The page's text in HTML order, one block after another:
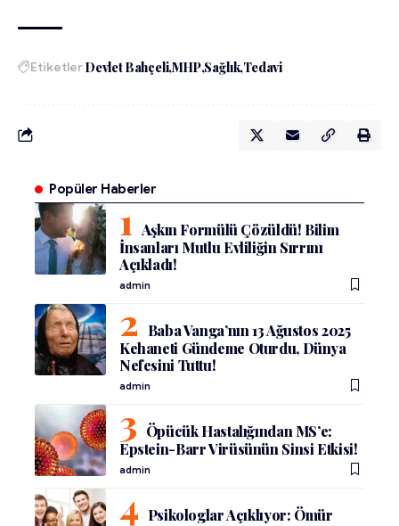
EtiketlerDevlet Bahçeli MHP Sağlık Tedavi
Popüler Haberler
Aşkın Formülü Çözüldü! Bilim
İnsanları Mutlu Evliliğin Sırrını
Açıkladı!
admin
Baba Vanga’nın 13 Ağustos 2025
Kehaneti Gündeme Oturdu, Dünya
Nefesini Tuttu!
admin
Öpücük Hastalığından MS’e:
Epstein-Barr Virüsünün Sinsi Etkisi!
admin
Psikologlar Açıklıyor: Ömür